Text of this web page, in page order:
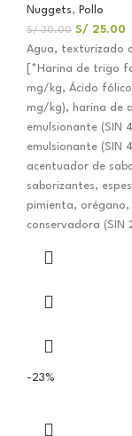
Nuggets, Pollo
S/30.00 S/ 25.00
Agua, texturizado
[*Harina de trigo
mg/kg, Ácido
mg/kg), harina de
emulsionante (SIN
emulsionante (SIN
acentuador de
saborizantes,
pimienta, orégano,
conservadora (SIN
-23%